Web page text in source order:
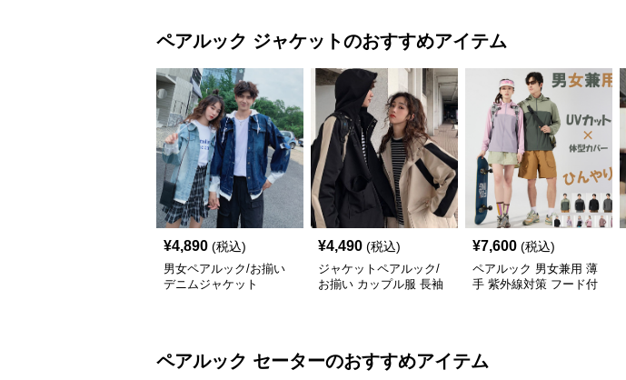
ペアルック ジャケットのおすすめアイテム
¥4,890 (税込)
男女ペアルック/お揃い
デニムジャケット
¥4,490 (税込)
ジャケットペアルック/
お揃い カップル服 長袖
¥7,600 (税込)
ペアルック 男女兼用 薄
手 紫外線対策 フード付
ペアルック セーターのおすすめアイテム